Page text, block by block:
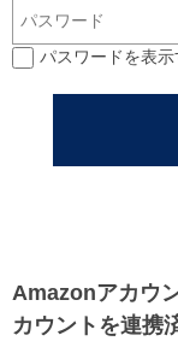
パスワードを表示
Amazonアカウ
カウントを連携